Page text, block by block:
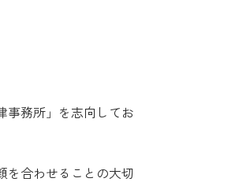
事務所」を志向してお
を合わせることの大切